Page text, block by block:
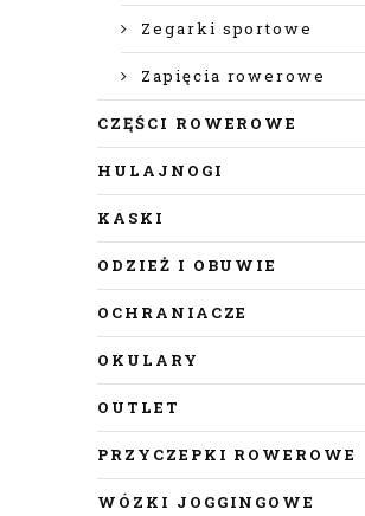
Zegarki sportowe
Zapięcia rowerowe
CZĘŚCI ROWEROWE
HULAJNOGI
KASKI
ODZIEŻ I OBUWIE
OCHRANIACZE
OKULARY
OUTLET
PRZYCZEPKI ROWEROWE
WÓZKI JOGGINGOWE